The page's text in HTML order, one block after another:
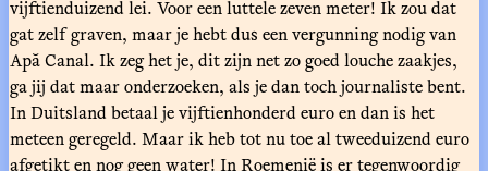
vijftienduizend lei. Voor een luttele zeven meter! Ik zou dat
gat zelf graven, maar je hebt dus een vergunning nodig van
Apă Canal. Ik zeg het je, dit zijn net zo goed louche zaakjes,
ga jij dat maar onderzoeken, als je dan toch journaliste bent.
In Duitsland betaal je vijftienhonderd euro en dan is het
meteen geregeld. Maar ik heb tot nu toe al tweeduizend euro
afgetikt en nog geen water! In Roemenië is er tegenwoordig